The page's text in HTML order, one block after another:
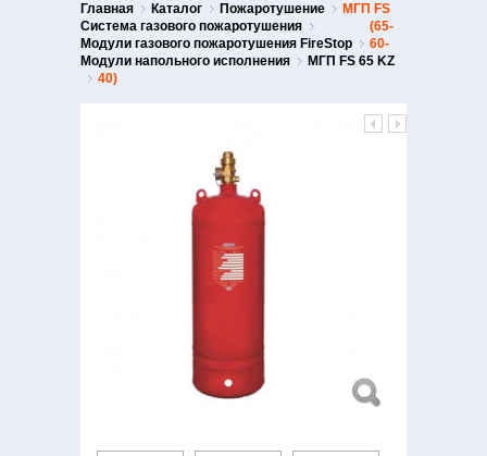
Главная Каталог
Пожаротушение
Система газового пожаротушения
Модули газового пожаротушения FireStop
Модули напольного исполнения
МГП FS 65 KZ
МГП FS
(65-
60-
40)